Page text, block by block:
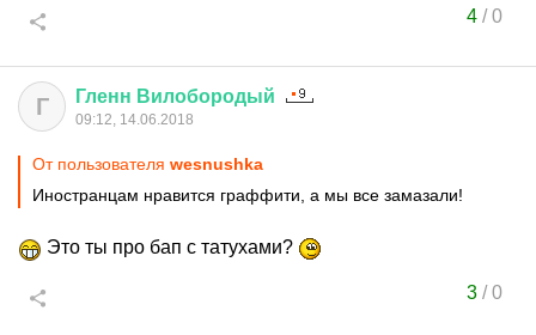
4/0
Г Гленн Вилобородый
09:12, 14.06.2018
От пользователя wesnushka
Иностранцам нравится граффити, а мы все замазали!
Это ты про бап с татухами?
3/0